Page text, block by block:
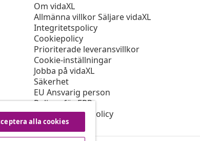
Om vidaXL
Allmänna villkor Säljare vidaXL
Integritetspolicy
Cookiepolicy
Prioriterade leveransvillkor
Cookie-inställningar
Jobba på vidaXL
Säkerhet
EU Ansvarig person
Policyn för EPR
Tillgänglighetspolicy
alla cookies